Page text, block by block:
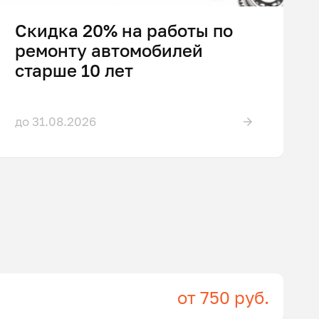
Скидка 20% на работы по
ремонту автомобилей
старше 10 лет
до 31.08.2026
от 750 руб.